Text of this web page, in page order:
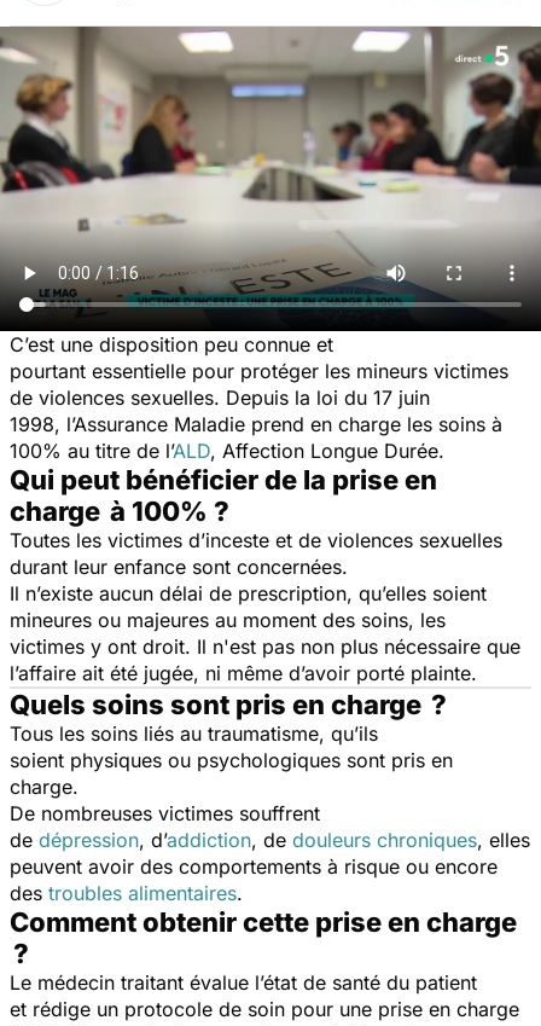
C’est une disposition peu connue et
pourtant essentielle pour protéger les mineurs victimes
de violences sexuelles. Depuis la loi du 17 juin
1998, l’Assurance Maladie prend en charge les soins à
100% au titre de l’ALD, Affection Longue Durée.
Qui peut bénéficier de la prise en
charge à 100% ?
Toutes les victimes d’inceste et de violences sexuelles
durant leur enfance sont concernées.
Il n’existe aucun délai de prescription, qu’elles soient
mineures ou majeures au moment des soins, les
victimes y ont droit. Il n'est pas non plus nécessaire que
l’affaire ait été jugée, ni même d’avoir porté plainte.
Quels soins sont pris en charge ?
Tous les soins liés au traumatisme, qu’ils
soient physiques ou psychologiques sont pris en
charge.
De nombreuses victimes souffrent
de dépression, d’addiction, de douleurs chroniques, elles
peuvent avoir des comportements à risque ou encore
des troubles alimentaires.
Comment obtenir cette prise en charge
?
Le médecin traitant évalue l’état de santé du patient
et rédige un protocole de soin pour une prise en charge